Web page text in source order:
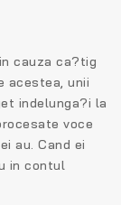
cauza ca?tig
acestea, unii
indelunga?i la
voce
au. Cand ei
in contul